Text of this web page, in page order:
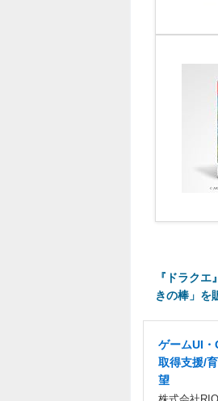
『ドラク
きの棒」を
ゲームUI・
取得支援/
望